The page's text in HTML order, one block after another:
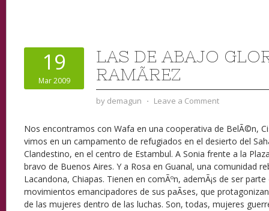
19
Mar 2009
LAS DE ABAJO
RAMÃ­REZ
by demagun ⋅ Leave a Comment
Nos encontramos con Wafa en una cooperativa de BelÃ©n,
vimos en un campamento de refugiados en el desierto del
Clandestino, en el centro de Estambul. A Sonia frente a la
bravo de Buenos Aires. Y a Rosa en Guanal, una comunidad
Lacandona, Chiapas. Tienen en comÃºn, ademÃ¡s de ser
movimientos emancipadores de sus paÃ­ses, que
de las mujeres dentro de las luchas. Son, todas, mujeres